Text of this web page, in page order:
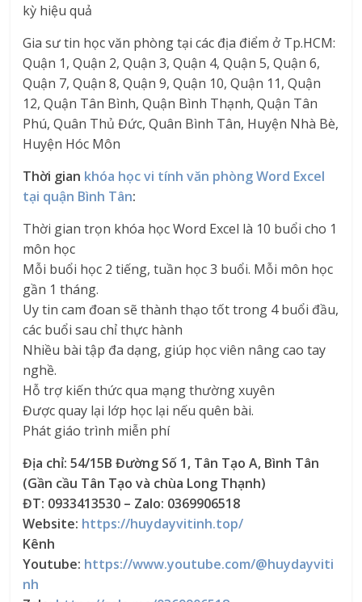
kỳ hiệu quả
Gia sư tin học văn phòng tại các địa điểm ở Tp.HCM:
Quận 1, Quận 2, Quận 3, Quận 4, Quận 5, Quận 6,
Quận 7, Quận 8, Quận 9, Quận 10, Quận 11, Quận
12, Quận Tân Bình, Quận Bình Thạnh, Quận Tân
Phú, Quân Thủ Đức, Quân Bình Tân, Huyện Nhà Bè,
Huyện Hóc Môn
Thời gian khóa học vi tính văn phòng Word Excel
tại quận Bình Tân:
Thời gian trọn khóa học Word Excel là 10 buổi cho 1
môn học
Mỗi buổi học 2 tiếng, tuần học 3 buổi. Mỗi môn học
gần 1 tháng.
Uy tin cam đoan sẽ thành thạo tốt trong 4 buổi đầu,
các buổi sau chỉ thực hành
Nhiều bài tập đa dạng, giúp học viên nâng cao tay
nghề.
Hỗ trợ kiến thức qua mạng thường xuyên
Được quay lại lớp học lại nếu quên bài.
Phát giáo trình miễn phí
Địa chỉ: 54/15B Đường Số 1, Tân Tạo A, Bình Tân
(Gần cầu Tân Tạo và chùa Long Thạnh)
ĐT: 0933413530 – Zalo: 0369906518
Website: https://huydayvitinh.top/
Kênh
Youtube: https://www.youtube.com/@huydayviti
nh